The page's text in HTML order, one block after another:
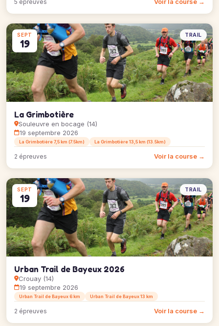
5 épreuves
SEPT
19
TRAIL
La Grimbotière
Souleuvre en bocage (14)
19 septembre 2026
La Grimbotière 7,5 km (7.5km) La Grimbotière 13,5 km (13.5km)
2 épreuves Voir la course →
SEPT
19
TRAIL
Urban Trail de Bayeux 2026
Crouay (14)
19 septembre 2026
Urban Trail de Bayeux 6 km Urban Trail de Bayeux 13 km
2 épreuves Voir la course →